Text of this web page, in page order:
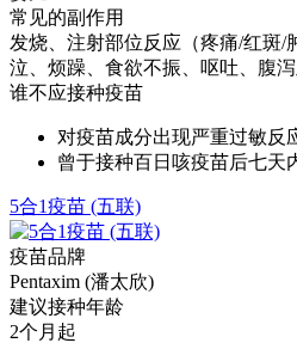
常见的副作用
发烧、注射部位反应（疼痛/红斑/
泣、烦躁、食欲不振、呕吐、腹
谁不应接种疫苗
对疫苗成分出现严重过敏反
曾于接种百日咳疫苗后七天
5合1疫苗 (五联)
疫苗品牌
Pentaxim (潘太欣)
建议接种年龄
2个月起